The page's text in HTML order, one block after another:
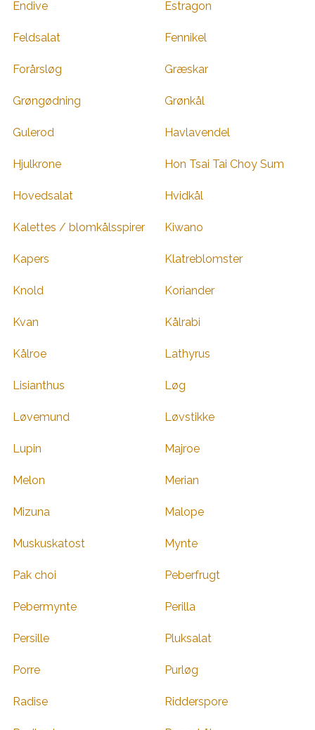
Endive Estragon
Feldsalat Fennikel
Forårsløg Græskar
Grøngødning Grønkål
Gulerod Havlavendel
Hjulkrone Hon Tsai Tai Choy Sum
Hovedsalat Hvidkål
Kalettes / blomkålsspirer Kiwano
Kapers Klatreblomster
Knold Koriander
Kvan Kålrabi
Kålroe Lathyrus
Lisianthus Løg
Løvemund Løvstikke
Lupin Majroe
Melon Merian
Mizuna Malope
Muskuskatost Mynte
Pak choi Peberfrugt
Pebermynte Perilla
Persille Pluksalat
Porre Purløg
Radise Ridderspore